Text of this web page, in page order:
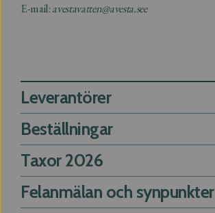
E-mail:avestavatten@avesta.see
Leverantörer
Beställningar
Taxor 2026
Felanmälan och synpunkter